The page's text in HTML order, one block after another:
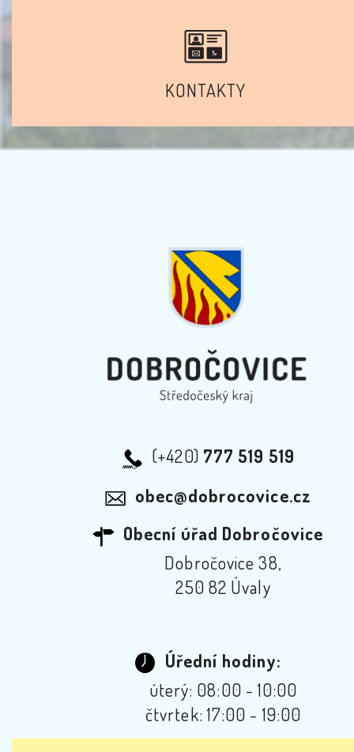
KONTAKTY
(+420) 777 519 519
obec@dobrocovice.cz
Obecní úřad Dobročovice
Dobročovice 38,
250 82 Úvaly
Úřední hodiny:
úterý: 08:00 - 10:00
čtvrtek: 17:00 - 19:00